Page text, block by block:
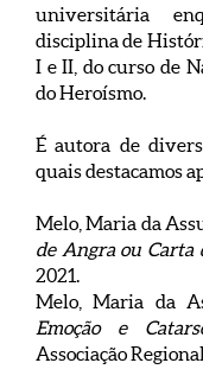
universitária
disciplina de
I e II, do curso de
do Heroísmo.
É autora de
quais destacamos
Melo, Maria da
de Angra ou Carta
2021.
Melo, Maria da
Emoção e
Associação